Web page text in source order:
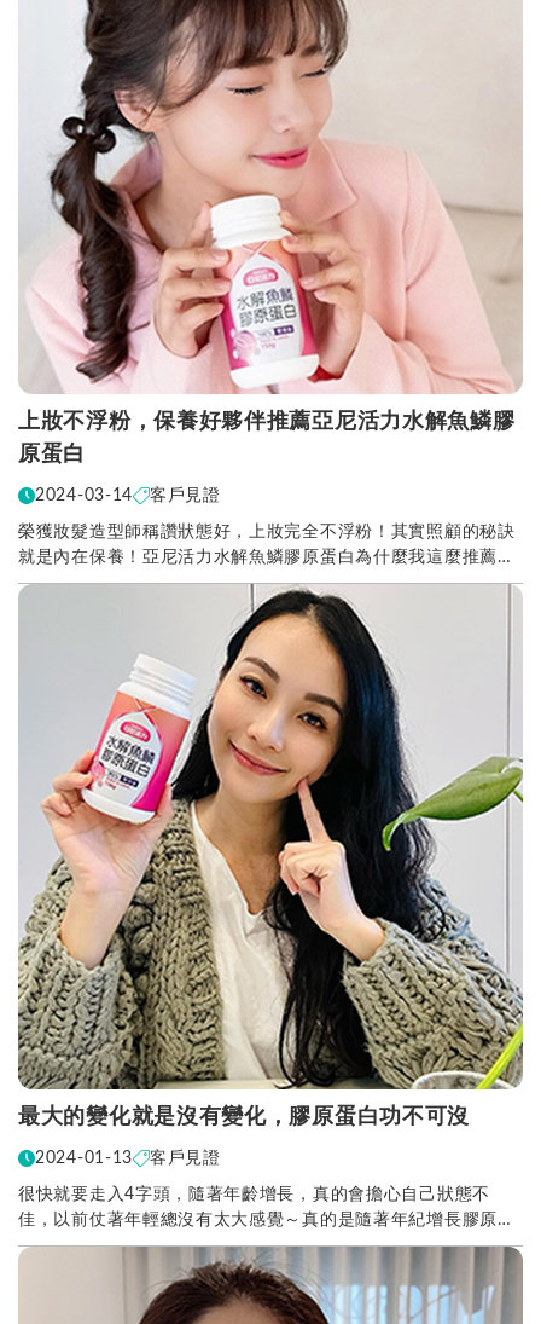
上妝不浮粉，保養好夥伴推薦亞尼活力水解魚鱗膠
原蛋白
2024-03-14 客戶見證
榮獲妝髮造型師稱讚狀態好，上妝完全不浮粉！其實照顧的秘訣
就是內在保養！亞尼活力水解魚鱗膠原蛋白為什麼我這麼推薦？
他CP值相當高，沒有腥味以外，也是好吸收的小分子...
最大的變化就是沒有變化，膠原蛋白功不可沒
2024-01-13 客戶見證
很快就要走入4字頭，隨著年齡增長，真的會擔心自己狀態不
佳，以前仗著年輕總沒有太大感覺～真的是隨著年紀增長膠原蛋
白跟水分就會不斷的流失！